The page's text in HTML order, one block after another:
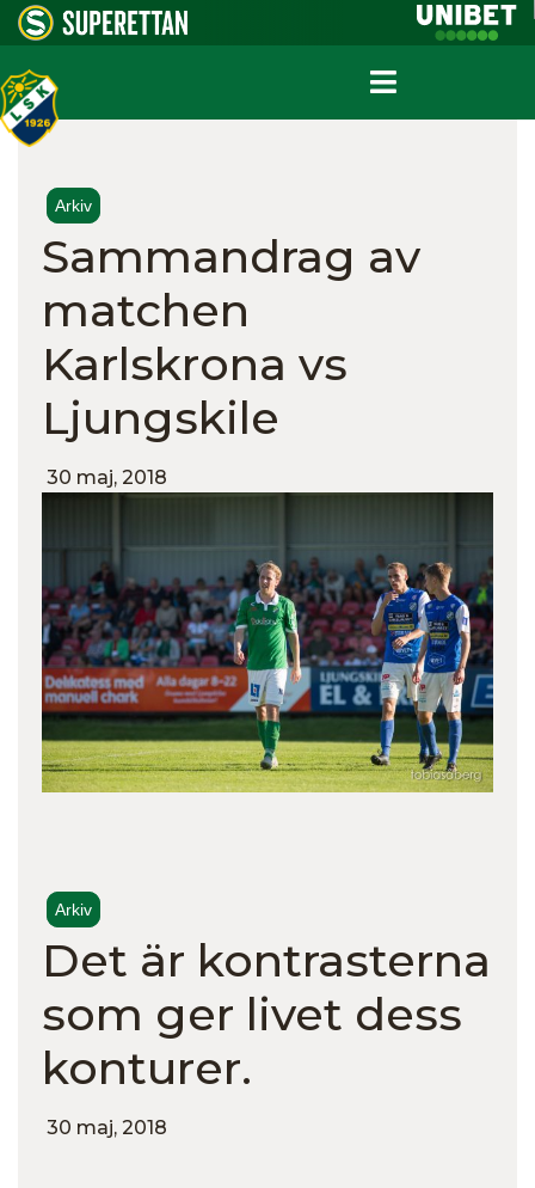
Arkiv
Sammandrag av
matchen
Karlskrona vs
Ljungskile
30 maj, 2018
Arkiv
Det är kontrasterna
som ger livet dess
konturer.
30 maj, 2018